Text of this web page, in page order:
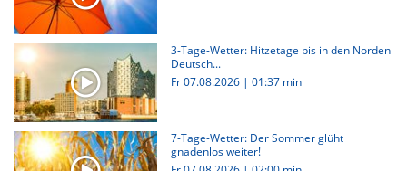
3-Tage-Wetter: Hitzetage bis in den Norden
Deutsch...
Fr 07.08.2026 | 01:37 min
7-Tage-Wetter: Der Sommer glüht
gnadenlos weiter!